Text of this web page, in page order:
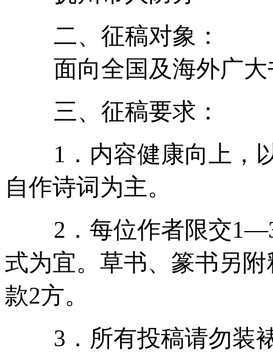
二、征稿对象：
面向全国及海外广大
三、征稿要求：
1．内容健康向上，以
自作诗词为主。
2．每位作者限交1—3
式为宜。草书、篆书另
款2方。
3．所有投稿请勿装裱